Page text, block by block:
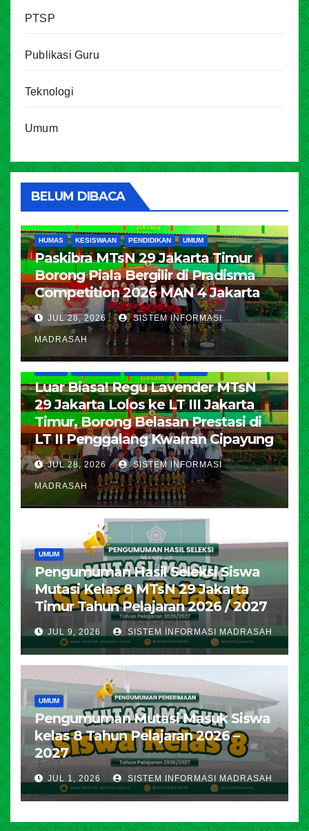
PTSP
Publikasi Guru
Teknologi
Umum
BELUM DIBACA
HUMAS KESISWAAN PENDIDIKAN UMUM
Paskibra MTsN 29 Jakarta Timur
Borong Piala Bergilir di Pradisma
Competition 2026 MAN 4 Jakarta
JUL 28, 2026 SISTEM INFORMASI
MADRASAH
Luar Biasa! Regu Lavender MTsN
29 Jakarta Lolos ke LT III Jakarta
Timur, Borong Belasan Prestasi di
LT II Penggalang Kwarran Cipayung
JUL 28, 2026 SISTEM INFORMASI
MADRASAH
UMUM
Pengumuman Hasil Seleksi Siswa
Mutasi Kelas 8 MTsN 29 Jakarta
Timur Tahun Pelajaran 2026 / 2027
JUL 9, 2026 SISTEM INFORMASI MADRASAH
UMUM
Pengumuman Mutasi Masuk Siswa
kelas 8 Tahun Pelajaran 2026 –
2027
JUL 1, 2026 SISTEM INFORMASI MADRASAH